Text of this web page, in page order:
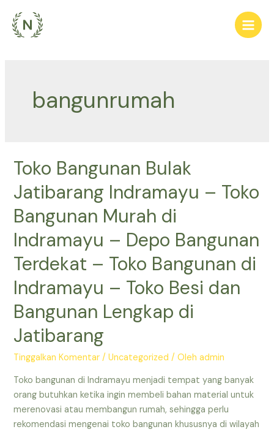
konten
Main
bangunrumah
Toko Bangunan Bulak
Jatibarang Indramayu – Toko
Bangunan Murah di
Indramayu – Depo Bangunan
Terdekat – Toko Bangunan di
Indramayu – Toko Besi dan
Bangunan Lengkap di
Jatibarang
Tinggalkan Komentar /Uncategorized / Olehadmin
Toko bangunan di Indramayu menjadi tempat yang banyak
orang butuhkan ketika ingin membeli bahan material untuk
merenovasi atau membangun rumah, sehingga perlu
rekomendasi mengenai toko bangunan khususnya di wilayah